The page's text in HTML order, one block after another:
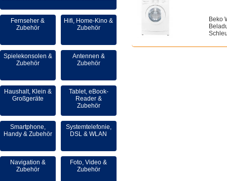
Beko
Fernseher &
Zubehör
Hifi, Home-Kino &
Zubehör
Spielekonsolen &
Zubehör
Antennen &
Zubehör
Haushalt, Klein &
Großgeräte
Tablet, eBook-
Reader &
Zubehör
Smartphone,
Handy & Zubehör
Systemtelefonie,
DSL & WLAN
Navigation &
Zubehör
Foto, Video &
Zubehör